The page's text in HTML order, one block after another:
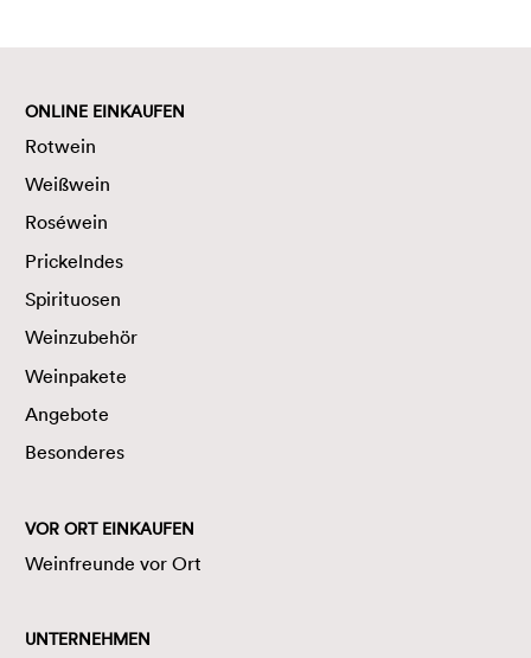
ONLINE EINKAUFEN
Rotwein
Weißwein
Roséwein
Prickelndes
Spirituosen
Weinzubehör
Weinpakete
Angebote
Besonderes
VOR ORT EINKAUFEN
Weinfreunde vor Ort
UNTERNEHMEN